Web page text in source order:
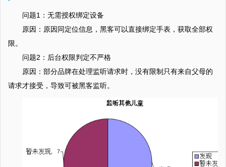
问题1：无需授权绑定设备
原因：原因同定位信息，黑客可以直接绑定手表，获取全部权
限。
问题2：后台权限判定不严格
原因：部分品牌在处理监听请求时，没有限制只有来自父母的
请求才接受，导致可被黑客监听。